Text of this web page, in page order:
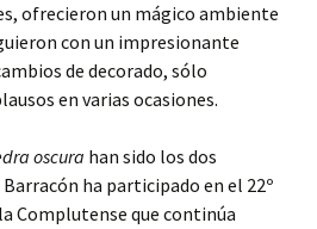
ofrecieron un mágico ambiente
con un impresionante
de decorado, sólo
en varias ocasiones.
oscura han sido los dos
ha participado en el 22º
Complutense que continúa